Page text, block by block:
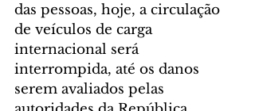
das pessoas, hoje, a circulação
de veículos de carga
internacional será
interrompida, até os danos
serem avaliados pelas